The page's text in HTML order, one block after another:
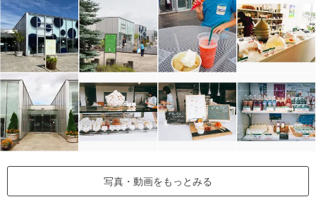
写真・動画をもっとみる